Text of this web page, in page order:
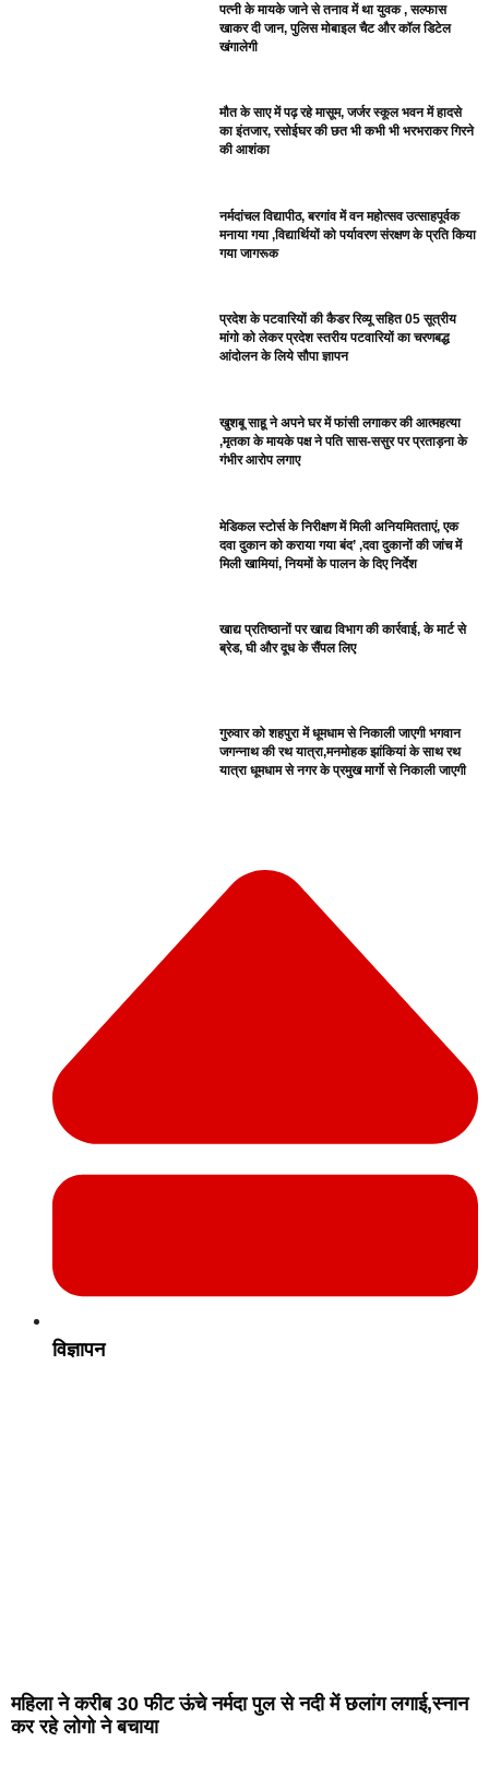
पत्नी के मायके जाने से तनाव में था युवक , सल्फास
खाकर दी जान, पुलिस मोबाइल चैट और कॉल डिटेल
खंगालेगी
मौत के साए में पढ़ रहे मासूम, जर्जर स्कूल भवन में हादसे
का इंतजार, रसोईघर की छत भी कभी भी भरभराकर गिरने
की आशंका
नर्मदांचल विद्यापीठ, बरगांव में वन महोत्सव उत्साहपूर्वक
मनाया गया ,विद्यार्थियों को पर्यावरण संरक्षण के प्रति किया
गया जागरूक
प्रदेश के पटवारियों की कैडर रिव्यू सहित 05 सूत्रीय
मांगो को लेकर प्रदेश स्तरीय पटवारियों का चरणबद्ध
आंदोलन के लिये सौपा ज्ञापन
खुशबू साहू ने अपने घर में फांसी लगाकर की आत्महत्या
,मृतका के मायके पक्ष ने पति सास-ससुर पर प्रताड़ना के
गंभीर आरोप लगाए
मेडिकल स्टोर्स के निरीक्षण में मिली अनियमितताएं, एक
दवा दुकान को कराया गया बंद’ ,दवा दुकानों की जांच में
मिली खामियां, नियमों के पालन के दिए निर्देश
खाद्य प्रतिष्ठानों पर खाद्य विभाग की कार्रवाई, के मार्ट से
ब्रेड, घी और दूध के सैंपल लिए
गुरुवार को शहपुरा में धूमधाम से निकाली जाएगी भगवान
जगन्नाथ की रथ यात्रा,मनमोहक झांकियां के साथ रथ
यात्रा धूमधाम से नगर के प्रमुख मार्गो से निकाली जाएगी
विज्ञापन
महिला ने करीब 30 फीट ऊंचे नर्मदा पुल से नदी में छलांग लगाई,स्नान
कर रहे लोगो ने बचाया